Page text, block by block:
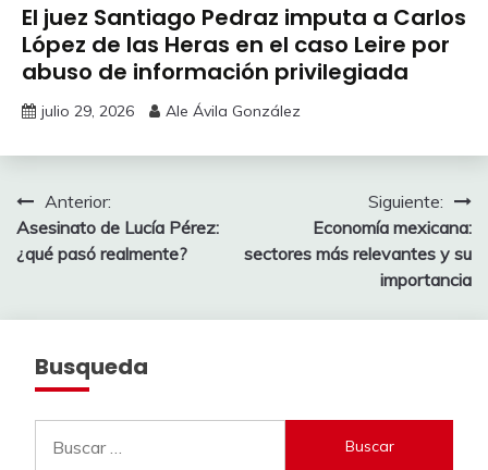
El juez Santiago Pedraz imputa a Carlos
López de las Heras en el caso Leire por
abuso de información privilegiada
julio 29, 2026 Ale Ávila González
Navegación
de
Anterior:
Asesinato de Lucía Pérez:
¿qué pasó realmente?
Siguiente:
Economía mexicana:
sectores más relevantes y su
importancia
Busqueda